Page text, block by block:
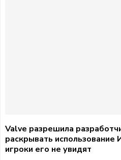
Valve разрешила
раскрывать использование
игроки его не увидят